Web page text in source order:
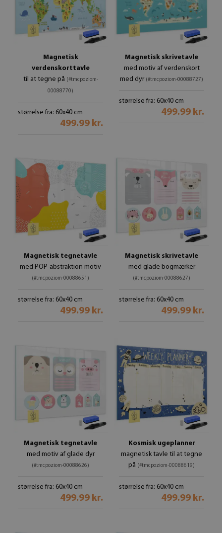
Magnetisk
verdenskorttavle
til at tegne på (#tmcpoziom-
00088770)
størrelse fra: 60x40 cm
499.99 kr.
Magnetisk skrivetavle
med motiv af verdenskort
med dyr (#tmcpoziom-00088727)
størrelse fra: 60x40 cm
499.99 kr.
Magnetisk tegnetavle
med POP-abstraktion motiv
(#tmcpoziom-00088651)
størrelse fra: 60x40 cm
499.99 kr.
Magnetisk skrivetavle
med glade bogmærker
(#tmcpoziom-00088627)
størrelse fra: 60x40 cm
499.99 kr.
Magnetisk tegnetavle
med motiv af glade dyr
(#tmcpoziom-00088626)
størrelse fra: 60x40 cm
499.99 kr.
Kosmisk ugeplanner
magnetisk tavle til at tegne
på (#tmcpoziom-00088619)
størrelse fra: 60x40 cm
499.99 kr.